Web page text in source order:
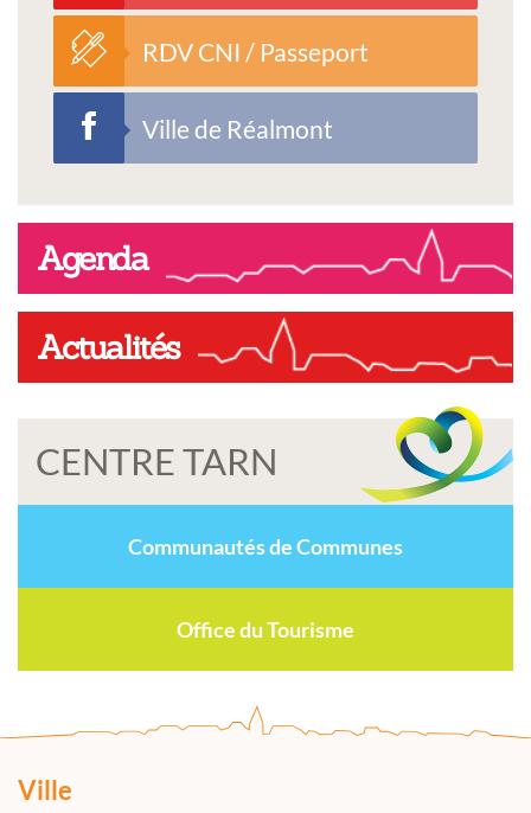
RDV CNI / Passeport
Ville de Réalmont
Agenda
Actualités
CENTRE TARN
Communautés de Communes
Office du Tourisme
Ville